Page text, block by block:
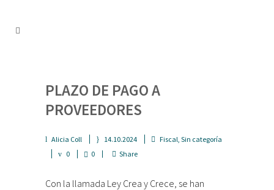
PLAZO DE PAGO A
PROVEEDORES
Alicia Coll 14.10.2024 Fiscal, Sin categoría
0
0 Share
Con la llamada Ley Crea y Crece, se han